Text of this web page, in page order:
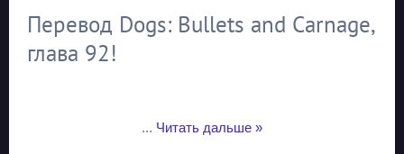
Перевод Dogs: Bullets and Carnage,
глава 92!
... Читать дальше »